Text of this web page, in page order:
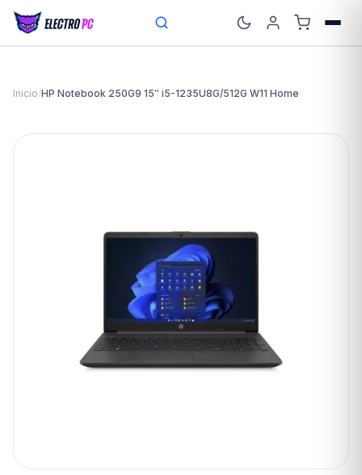
Inicio/HP Notebook 250G9 15″ i5-1235U8G/512G W11 Home